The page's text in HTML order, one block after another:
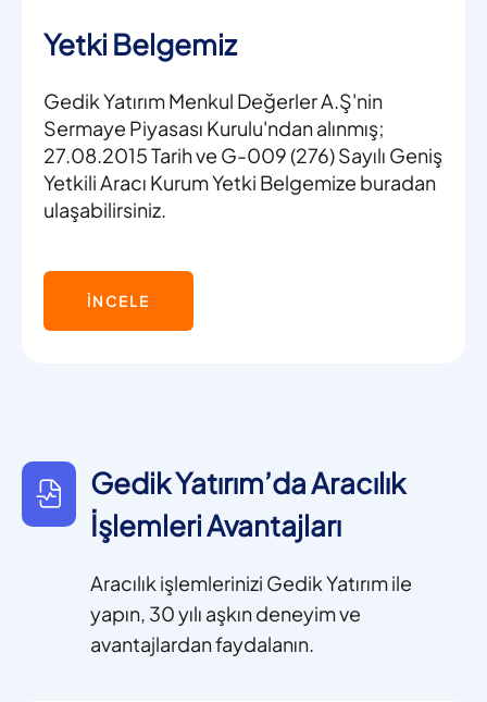
Yetki Belgemiz
Gedik Yatırım Menkul Değerler A.Ş'nin
Sermaye Piyasası Kurulu'ndan alınmış;
27.08.2015 Tarih ve G-009 (276) Sayılı Geniş
Yetkili Aracı Kurum Yetki Belgemize buradan
ulaşabilirsiniz.
İNCELE
Gedik Yatırım’da Aracılık
İşlemleri Avantajları
Aracılık işlemlerinizi Gedik Yatırım ile
yapın, 30 yılı aşkın deneyim ve
avantajlardan faydalanın.